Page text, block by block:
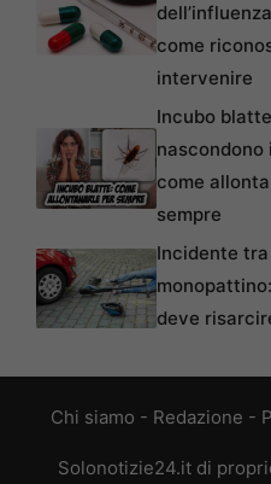
come
intervenire
Incubo
nascondono
come
sempre
Incidente
deve
Chi siamo - Redazione -
Solonotizie24.it di